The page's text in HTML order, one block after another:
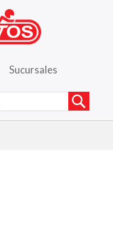
Sucursales